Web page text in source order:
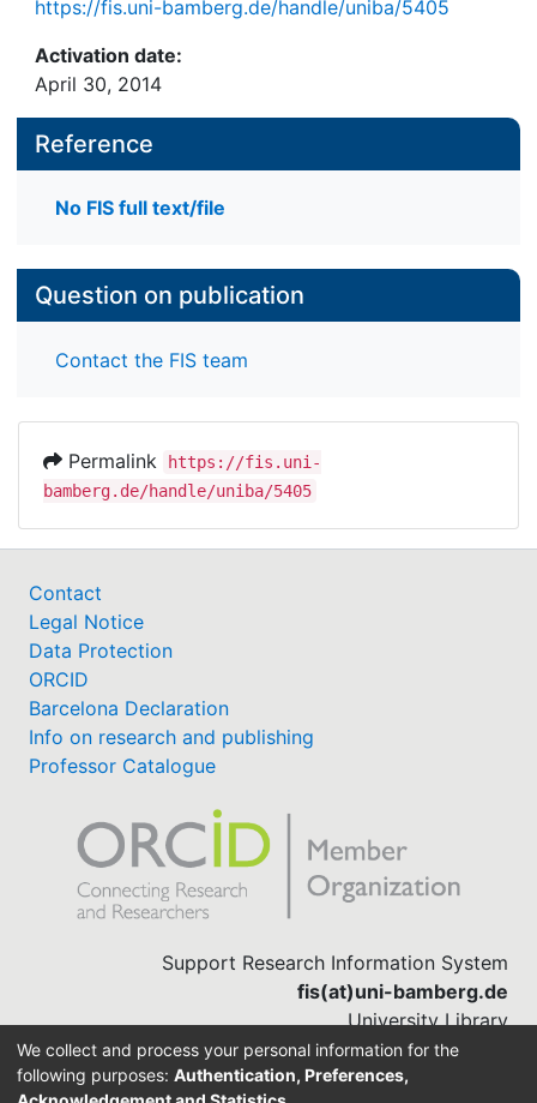
https://fis.uni-bamberg.de/handle/uniba/5405
Activation date:
April 30, 2014
Reference
No FIS full text/file
Question on publication
Contact the FIS team
Permalink
https://fis.uni-
bamberg.de/handle/uniba/5405
Contact
Legal Notice
Data Protection
ORCID
Barcelona Declaration
Info on research and publishing
Professor Catalogue
Support Research Information System
fis(at)uni-bamberg.de
University Library
(0951) 863-1568
We collect and process your personal information for the
following purposes: Authentication, Preferences,